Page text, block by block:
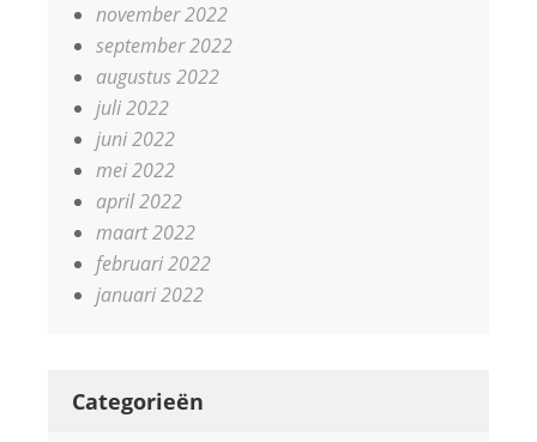
november 2022
september 2022
augustus 2022
juli 2022
juni 2022
mei 2022
april 2022
maart 2022
februari 2022
januari 2022
Categorieën